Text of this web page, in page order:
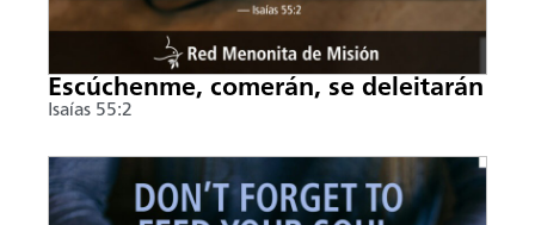
Escúchenme, comerán, se deleitarán
Isaías 55:2